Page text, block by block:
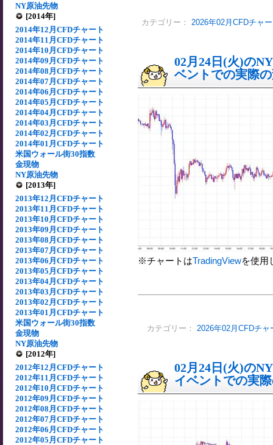
NY原油先物
[2014年]
2014年12月CFDチャート
2014年11月CFDチャート
2014年10月CFDチャート
2014年09月CFDチャート
2014年08月CFDチャート
2014年07月CFDチャート
2014年06月CFDチャート
2014年05月CFDチャート
2014年04月CFDチャート
2014年03月CFDチャート
2014年02月CFDチャート
2014年01月CFDチャート
米国ウォール街30指数
金現物
NY原油先物
[2013年]
2013年12月CFDチャート
2013年11月CFDチャート
2013年10月CFDチャート
2013年09月CFDチャート
2013年08月CFDチャート
2013年07月CFDチャート
2013年06月CFDチャート
2013年05月CFDチャート
2013年04月CFDチャート
2013年03月CFDチャート
2013年02月CFDチャート
2013年01月CFDチャート
米国ウォール街30指数
金現物
NY原油先物
[2012年]
2012年12月CFDチャート
2012年11月CFDチャート
2012年10月CFDチャート
2012年09月CFDチャート
2012年08月CFDチャート
2012年07月CFDチャート
2012年06月CFDチャート
2012年05月CFDチャート
カテゴリー： 2026年02月CFDチャ
02月24日(火)の
ベントでの実際
※チャートはTradingViewを使用
カテゴリー： 2026年02月CFDチャ
02月24日(火)の
イベントでの実